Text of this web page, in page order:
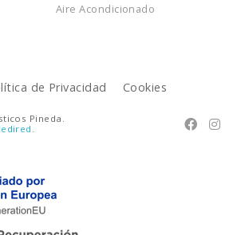
Aire Acondicionado
de Privacidad Cookies
 
Pineda.
.